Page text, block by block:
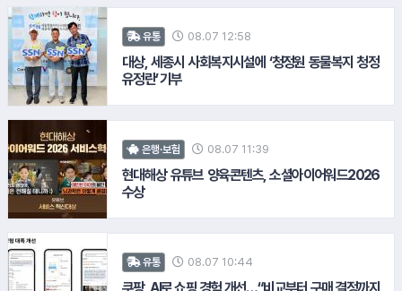
유통 08.07 12:58
대상, 세종시 사회복지시설에 ‘청정원 동물복지 청정
유정란’ 기부
은행·보험 08.07 11:39
현대해상 유튜브 양육콘텐츠, 소셜아이어워드2026
수상
유통 08.07 10:44
8.현대해상화재보험
#삼성증권
#현대해상화재보험
#한국콜마